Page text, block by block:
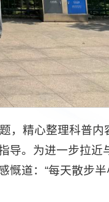
，精心整理科普
导。为进一步拉
道：“每天散步